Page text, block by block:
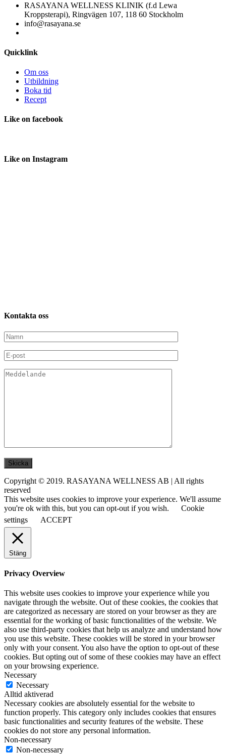
RASAYANA WELLNESS KLINIK (f.d Lewa
Kroppsterapi), Ringvägen 107, 118 60 Stockholm
info@rasayana.se
Quicklink
Om oss
Utbildning
Boka tid
Recept
Like on facebook
Like on Instagram
Kontakta oss
Copyright © 2019. RASAYANA WELLNESS AB | All rights
reserved
This website uses cookies to improve your experience. We'll assume
you're ok with this, but you can opt-out if you wish.
Cookie
settings
ACCEPT
Stäng
Privacy Overview
This website uses cookies to improve your experience while you
navigate through the website. Out of these cookies, the cookies that
are categorized as necessary are stored on your browser as they are
essential for the working of basic functionalities of the website. We
also use third-party cookies that help us analyze and understand how
you use this website. These cookies will be stored in your browser
only with your consent. You also have the option to opt-out of these
cookies. But opting out of some of these cookies may have an effect
on your browsing experience.
Necessary
Necessary
Alltid aktiverad
Necessary cookies are absolutely essential for the website to
function properly. This category only includes cookies that ensures
basic functionalities and security features of the website. These
cookies do not store any personal information.
Non-necessary
Non-necessary